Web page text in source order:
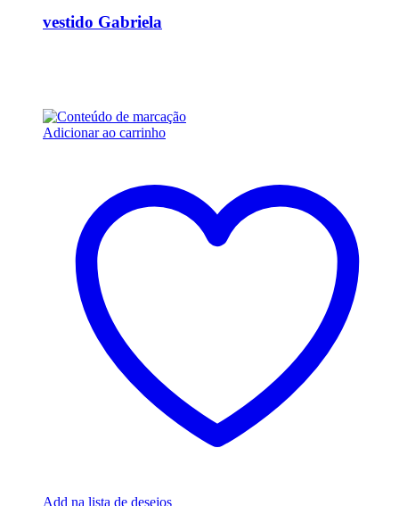
vestido Gabriela
Adicionar ao carrinho
Add na lista de desejos